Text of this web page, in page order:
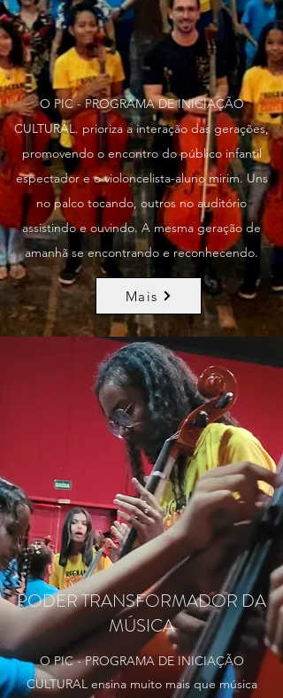
O PIC - PROGRAMA DE INICIAÇÃO
CULTURAL. prioriza a interação das gerações,
promovendo o encontro do público infantil
espectador e o violoncelista-aluno mirim. Uns
no palco tocando, outros no auditório
assistindo e ouvindo. A mesma geração de
amanhã se encontrando e reconhecendo.
Mais
PODER TRANSFORMADOR DA
MÚSICA
O PIC - PROGRAMA DE INICIAÇÃO
CULTURAL ensina muito mais que música